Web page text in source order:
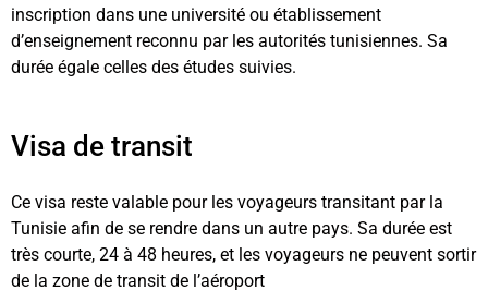
inscription dans une université ou établissement
d’enseignement reconnu par les autorités tunisiennes. Sa
durée égale celles des études suivies.
Visa de transit
Ce visa reste valable pour les voyageurs transitant par la
Tunisie afin de se rendre dans un autre pays. Sa durée est
très courte, 24 à 48 heures, et les voyageurs ne peuvent sortir
de la zone de transit de l’aéroport